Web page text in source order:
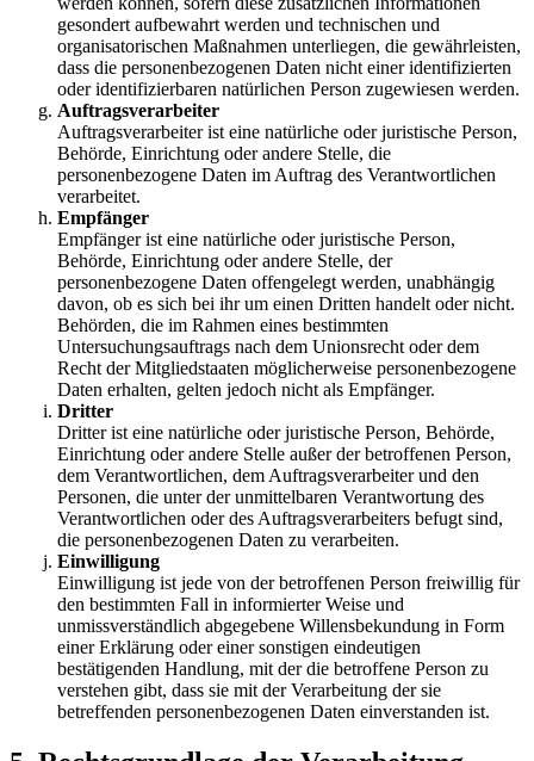
gesondert aufbewahrt werden und technischen und
organisatorischen Maßnahmen unterliegen, die gewährleisten,
dass die personenbezogenen Daten nicht einer identifizierten
oder identifizierbaren natürlichen Person zugewiesen werden.
Auftragsverarbeiter
Auftragsverarbeiter ist eine natürliche oder juristische Person,
Behörde, Einrichtung oder andere Stelle, die
personenbezogene Daten im Auftrag des Verantwortlichen
verarbeitet.
Empfänger
Empfänger ist eine natürliche oder juristische Person,
Behörde, Einrichtung oder andere Stelle, der
personenbezogene Daten offengelegt werden, unabhängig
davon, ob es sich bei ihr um einen Dritten handelt oder nicht.
Behörden, die im Rahmen eines bestimmten
Untersuchungsauftrags nach dem Unionsrecht oder dem
Recht der Mitgliedstaaten möglicherweise personenbezogene
Daten erhalten, gelten jedoch nicht als Empfänger.
Dritter
Dritter ist eine natürliche oder juristische Person, Behörde,
Einrichtung oder andere Stelle außer der betroffenen Person,
dem Verantwortlichen, dem Auftragsverarbeiter und den
Personen, die unter der unmittelbaren Verantwortung des
Verantwortlichen oder des Auftragsverarbeiters befugt sind,
die personenbezogenen Daten zu verarbeiten.
Einwilligung
Einwilligung ist jede von der betroffenen Person freiwillig für
den bestimmten Fall in informierter Weise und
unmissverständlich abgegebene Willensbekundung in Form
einer Erklärung oder einer sonstigen eindeutigen
bestätigenden Handlung, mit der die betroffene Person zu
verstehen gibt, dass sie mit der Verarbeitung der sie
betreffenden personenbezogenen Daten einverstanden ist.